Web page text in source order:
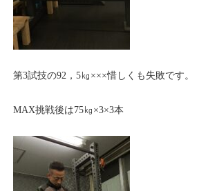
第3試技の92，5㎏×××惜しくも失敗です。
MAX挑戦後は75㎏×3×3本